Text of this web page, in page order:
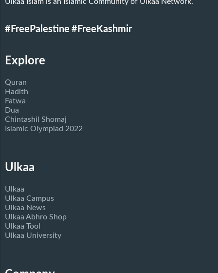
#FreePalestine #FreeKashmir
Explore
Quran
Hadith
Fatwa
Dua
Chintashil Shomaj
Islamic Olympiad 2022
Ulkaa
Ulkaa
Ulkaa Campus
Ulkaa News
Ulkaa Abhro Shop
Ulkaa Tool
Ulkaa University